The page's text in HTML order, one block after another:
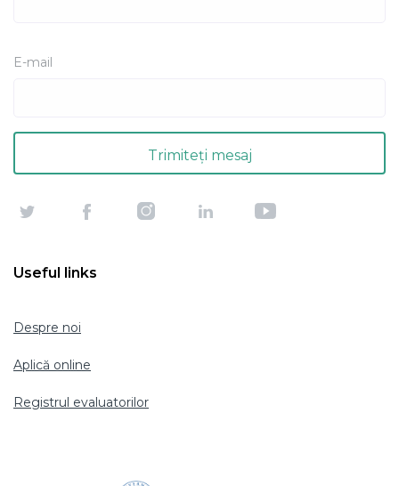
E-mail
Useful links
Despre noi
Aplică online
Registrul evaluatorilor